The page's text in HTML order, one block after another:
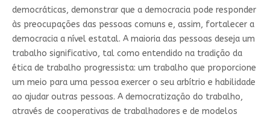
democráticas, demonstrar que a democracia pode responder
às preocupações das pessoas comuns e, assim, fortalecer a
democracia a nível estatal. A maioria das pessoas deseja um
trabalho significativo, tal como entendido na tradição da
ética de trabalho progressista: um trabalho que proporcione
um meio para uma pessoa exercer o seu arbítrio e habilidade
ao ajudar outras pessoas. A democratização do trabalho,
através de cooperativas de trabalhadores e de modelos